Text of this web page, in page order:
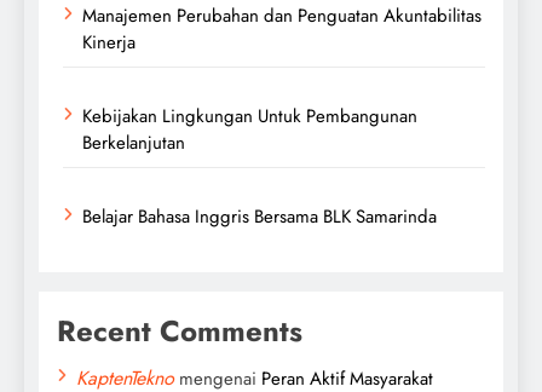
Manajemen Perubahan dan Penguatan Akuntabilitas
Kinerja
Kebijakan Lingkungan Untuk Pembangunan
Berkelanjutan
Belajar Bahasa Inggris Bersama BLK Samarinda
Recent Comments
KaptenTeknomengenai Peran Aktif Masyarakat